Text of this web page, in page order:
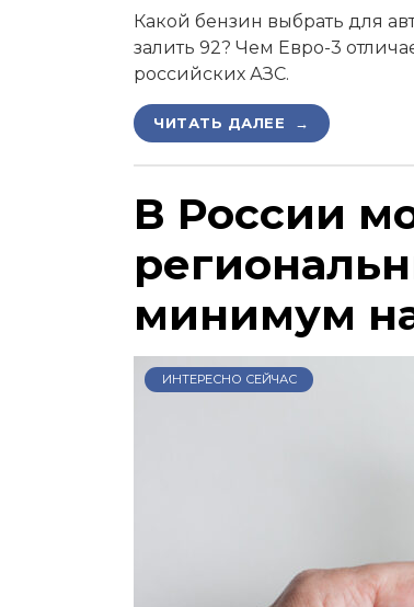
Какой бензин выбрать для
залить 92? Чем Евро-3
российских АЗС.
ЧИТАТЬ ДАЛЕЕ →
В России
минимум
ИНТЕРЕСНО СЕЙЧАС